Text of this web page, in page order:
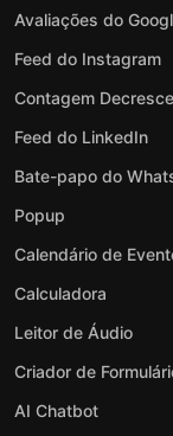
Avaliações do
Feed do Instagram
Contagem
Feed do LinkedIn
Bate-papo do
Popup
Calendário de
Calculadora
Leitor de Áudio
Criador de
AI Chatbot